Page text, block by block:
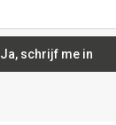
Ja, schrijf me in